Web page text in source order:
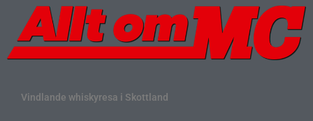
Vindlande whiskyresa i Skottland